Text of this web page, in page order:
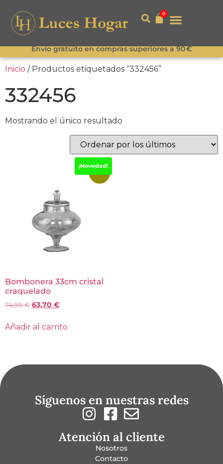
0
Envío gratuito en compras superiores a 90 €
Inicio / Productos etiquetados “332456”
332456
Mostrando el único resultado
¡Novedad!
Bombonera 33cm cristal
craquelado
74,95€ 63,70 €
Añadir al carrito
Síguenos en nuestras redes
Atención al cliente
Nosotros
Contacto